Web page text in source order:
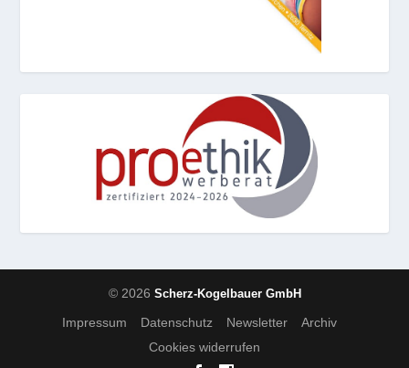
© 2026 Scherz-Kogelbauer GmbH
Impressum Datenschutz Newsletter
Archiv
Cookies widerrufen